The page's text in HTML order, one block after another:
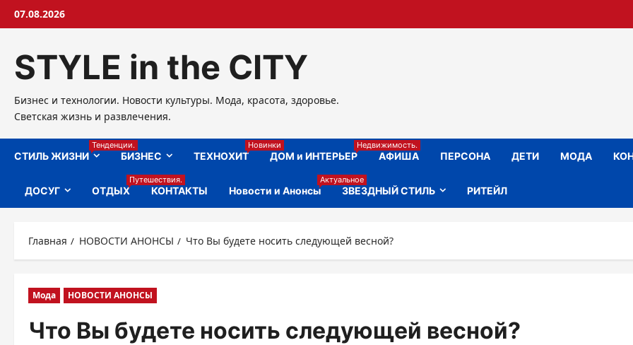
Перейти
07.08.2026
STYLE in the CITY
Бизнес и технологии. Новости культуры. Мода, красота, здоровье.
Светская жизнь и развлечения.
СТИЛЬ ЖИЗНИ
Тенденции.
БИЗНЕС ТЕХНОХИТ
Новинки
ДОМ и ИНТЕРЬЕР
Недвижимость.
АФИША ПЕРСОНА ДЕТИ МОДА
ДОСУГ ОТДЫХ
Путешествия.
КОНТАКТЫ Новости и Анонсы
Актуальное
ЗВЕЗДНЫЙ СТИЛЬ РИТЕЙЛ
Главная НОВОСТИ АНОНСЫ Что Вы будете носить следующей весной?
Мода НОВОСТИ АНОНСЫ
Что Вы будете носить следующей весной?